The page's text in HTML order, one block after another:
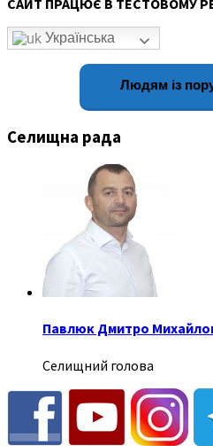
Українська
Людям із
Селищна рада
Павлюк Дмитро
Селищний голова